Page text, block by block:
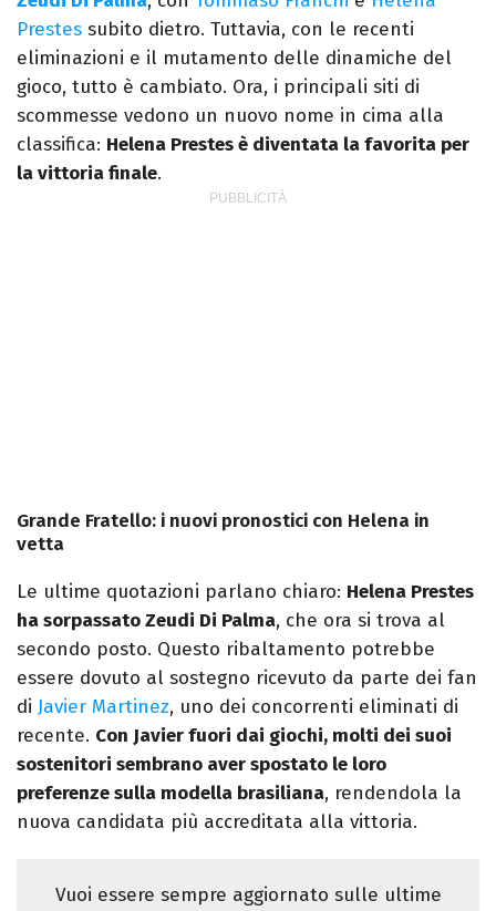
Prestes subito dietro. Tuttavia, con le recenti
eliminazioni e il mutamento delle dinamiche del
gioco, tutto è cambiato. Ora, i principali siti di
scommesse vedono un nuovo nome in cima alla
classifica: Helena Prestes è diventata la favorita per
la vittoria finale.
Grande Fratello: i nuovi pronostici con Helena in
vetta
Le ultime quotazioni parlano chiaro: Helena Prestes
ha sorpassato Zeudi Di Palma, che ora si trova al
secondo posto. Questo ribaltamento potrebbe
essere dovuto al sostegno ricevuto da parte dei fan
di Javier Martinez, uno dei concorrenti eliminati di
recente. Con Javier fuori dai giochi, molti dei suoi
sostenitori sembrano aver spostato le loro
preferenze sulla modella brasiliana, rendendola la
nuova candidata più accreditata alla vittoria.
Vuoi essere sempre aggiornato sulle ultime